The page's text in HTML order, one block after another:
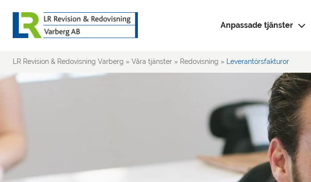
Anpassade tjänster
LR Revision & Redovisning Varberg » Våra tjänster » Redovisning » Leverantörsfakturor